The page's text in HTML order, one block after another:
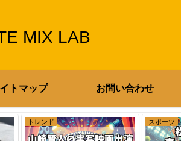
MIX LAB
トマップ お問い合わせ
トレンド スポーツ